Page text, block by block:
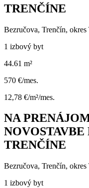
TRENČÍNE
Bezručova, Trenčín, okres
1 izbový byt
44.61 m²
570 €/mes.
12,78 €/m²/mes.
NA
TRENČÍNE
Bezručova, Trenčín, okres
1 izbový byt